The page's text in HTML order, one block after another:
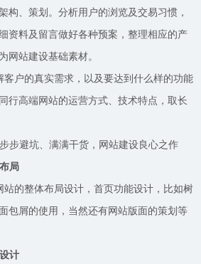
构、策划。分析用户的浏览及交易习惯，
资料及留言做好各种预案，整理相应的产
网站建设基础素材。
客户的真实需求，以及要达到什么样的功能
行高端网站的运营方式、技术特点，取长
步避坑、满满干货，网站建设良心之作
局
站的整体布局设计，首页功能设计，比如树
包屑的使用，当然还有网站版面的策划等
计